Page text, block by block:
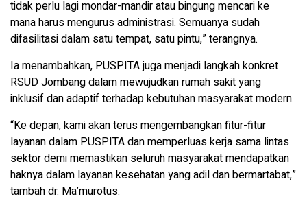
tidak perlu lagi mondar-mandir atau bingung mencari ke
mana harus mengurus administrasi. Semuanya sudah
difasilitasi dalam satu tempat, satu pintu,” terangnya.
Ia menambahkan, PUSPITA juga menjadi langkah konkret
RSUD Jombang dalam mewujudkan rumah sakit yang
inklusif dan adaptif terhadap kebutuhan masyarakat modern.
“Ke depan, kami akan terus mengembangkan fitur-fitur
layanan dalam PUSPITA dan memperluas kerja sama lintas
sektor demi memastikan seluruh masyarakat mendapatkan
haknya dalam layanan kesehatan yang adil dan bermartabat,”
tambah dr. Ma’murotus.